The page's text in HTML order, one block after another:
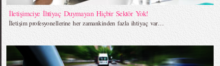
İletişimciye İhtiyaç Duymayan Hiçbir Sektör Yok!
İletişim profesyonellerine her zamankinden fazla ihtiyaç var…